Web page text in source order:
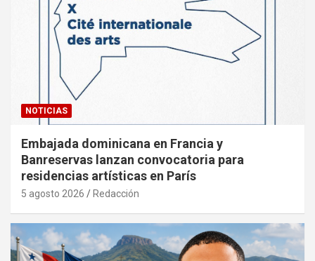
NOTICIAS
Embajada dominicana en Francia y
Banreservas lanzan convocatoria para
residencias artísticas en París
5 agosto 2026 Redacción